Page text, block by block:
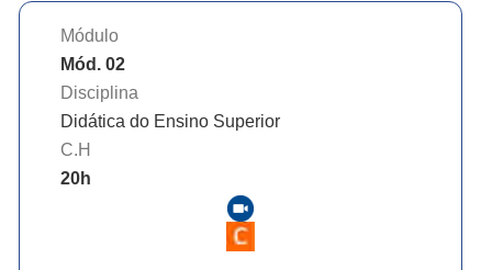
Módulo
Mód. 02
Disciplina
Didática do Ensino Superior
C.H
20h